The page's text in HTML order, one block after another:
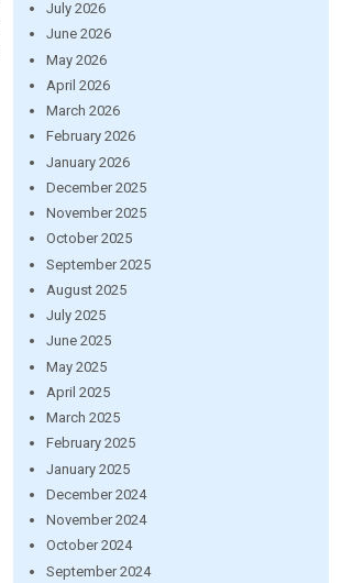
July 2026
June 2026
May 2026
April 2026
March 2026
February 2026
January 2026
December 2025
November 2025
October 2025
September 2025
August 2025
July 2025
June 2025
May 2025
April 2025
March 2025
February 2025
January 2025
December 2024
November 2024
October 2024
September 2024